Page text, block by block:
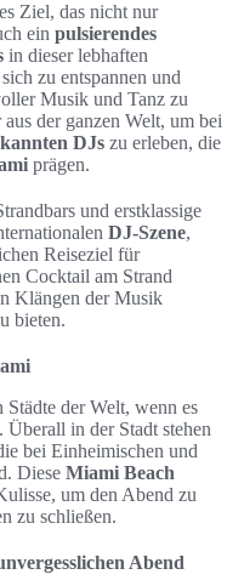
Ziel, das nicht nur
ein pulsierendes
in dieser lebhaften
zu entspannen und
Musik und Tanz zu
der ganzen Welt, um bei
DJs zu erleben, die
prägen.
und erstklassige
DJ-Szene,
Reiseziel für
Cocktail am Strand
Klängen der Musik
bieten.
der Welt, wenn es
Überall in der Stadt stehen
bei Einheimischen und
Diese Miami Beach
um den Abend zu
zu schließen.
Abend